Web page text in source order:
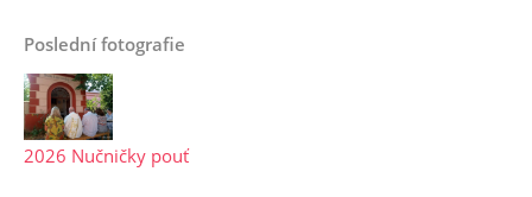
Poslední fotografie
2026 Nučničky pouť